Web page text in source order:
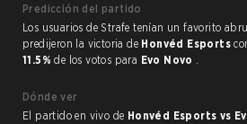
Predicción del partido
Los usuarios de Strafe tenían un favorito abrumador en este partido, y
predijeron la victoria de Honvéd Esports
11.5%de los votos para Evo Novo .
Dónde ver
El partido en vivo de Honvéd Esports vs